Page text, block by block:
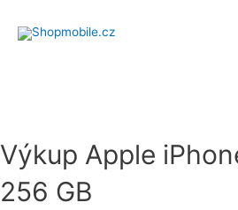
Výkup Apple
256 GB